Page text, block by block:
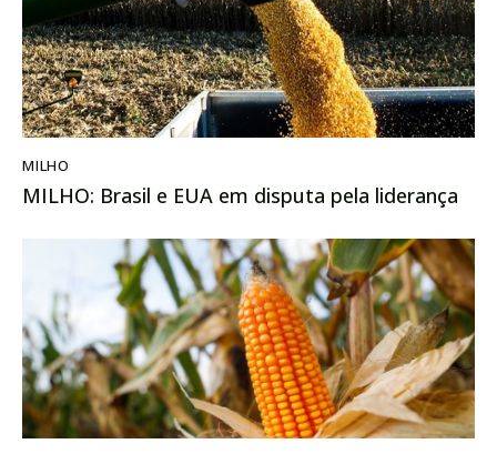
MILHO
MILHO: Brasil e EUA em disputa pela liderança